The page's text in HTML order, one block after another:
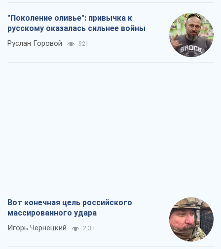
"Поколение оливье": привычка к
русскому оказалась сильнее войны
Руслан Горовой 921
Вот конечная цель российского
массированного удара
Игорь Чернецкий 2,3 т.